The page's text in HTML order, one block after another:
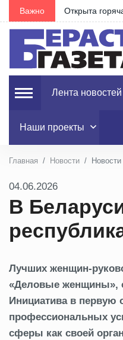
Важновступительной
Лента новостей
Наши проекты
Главная Новости Новости
04.06.2026
В
Лучших женщин-
«Деловые женщины»,
Инициатива в первую
профессиональных
сферы как своей